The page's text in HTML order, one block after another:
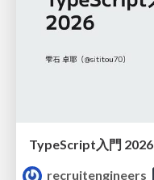
TypeScript入門 2026
recruitengineers